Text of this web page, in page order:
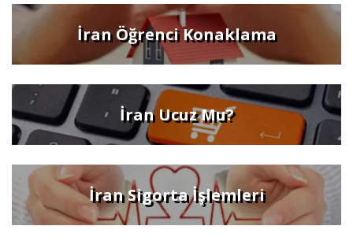
İran Öğrenci Konaklama
İran Ucuz Mu?
İran Sigorta İşlemleri